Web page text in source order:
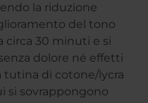
la riduzione
del tono
circa 30 minuti e si
dolore né effetti
tutina di cotone/lycra
si sovrappongono